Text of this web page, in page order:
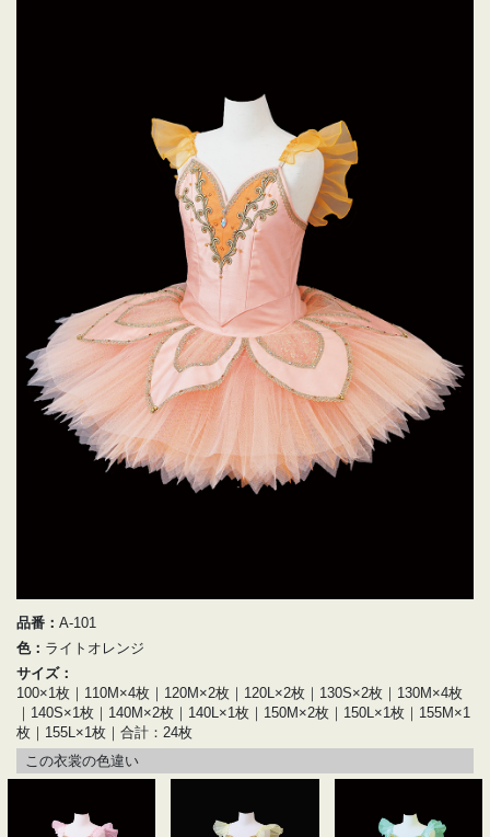
品番： A-101
色： ライトオレンジ
サイズ：
100×1枚｜110M×4枚｜120M×2枚｜120L×2枚｜130S×2枚｜130M×4枚
｜140S×1枚｜140M×2枚｜140L×1枚｜150M×2枚｜150L×1枚｜155M×1
枚｜155L×1枚｜合計：24枚
この衣裳の色違い